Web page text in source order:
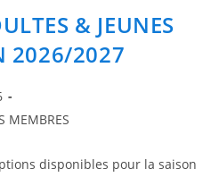
& JEUNES
2026/2027
MEMBRES
disponibles pour la saison